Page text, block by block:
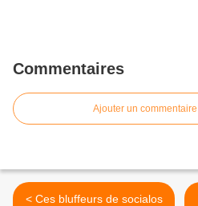
Commentaires
Ajouter un commentaire
< Ces bluffeurs de socialos